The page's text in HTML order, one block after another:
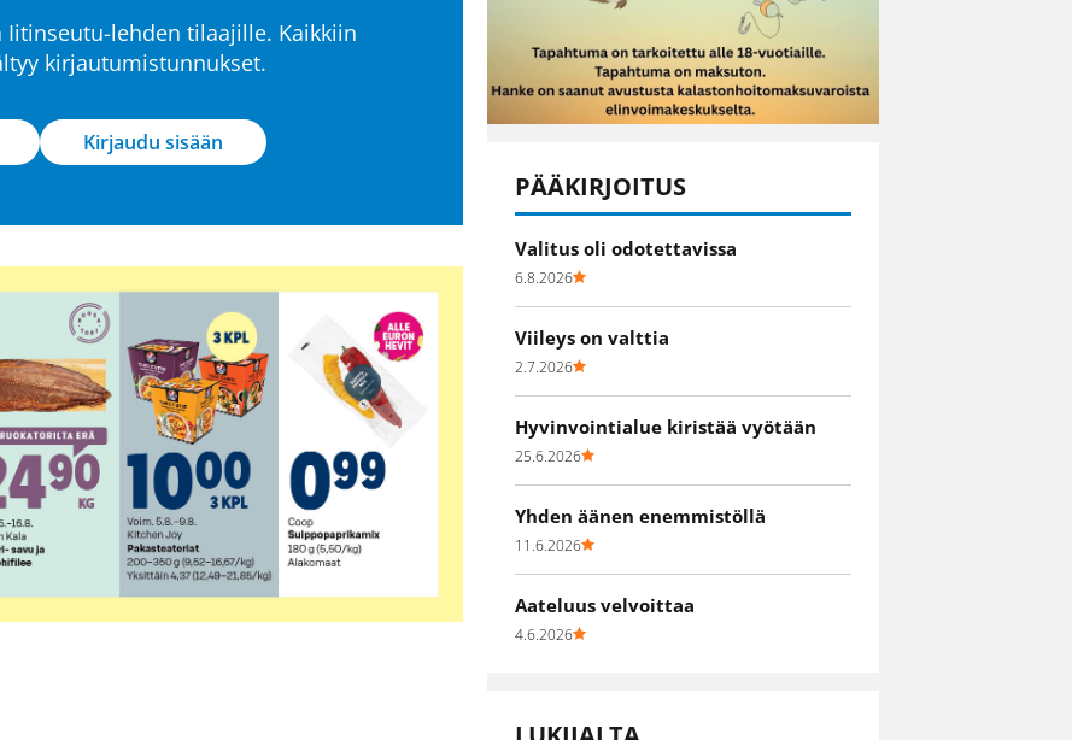
lehden tilaajille. Kaikkiin
kirjautumistunnukset.
Kirjaudu sisään
PÄÄKIRJOITUS
Valitus oli odotettavissa
6.8.2026
Viileys on valttia
2.7.2026
Hyvinvointialue kiristää vyötään
25.6.2026
Yhden äänen enemmistöllä
11.6.2026
Aateluus velvoittaa
4.6.2026